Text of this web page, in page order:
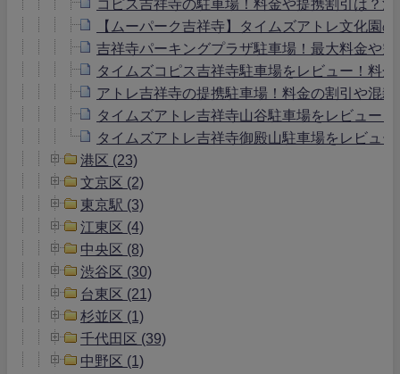
コピス吉祥寺の駐車場！料金や提携割引は？
【ムーパーク吉祥寺】タイムズアトレ文化園
吉祥寺パーキングプラザ駐車場！最大料金や
タイムズコピス吉祥寺駐車場をレビュー！料
アトレ吉祥寺の提携駐車場！料金の割引や混雑
タイムズアトレ吉祥寺山谷駐車場をレビュー
タイムズアトレ吉祥寺御殿山駐車場をレビュ
港区 (23)
文京区 (2)
東京駅 (3)
江東区 (4)
中央区 (8)
渋谷区 (30)
台東区 (21)
杉並区 (1)
千代田区 (39)
中野区 (1)